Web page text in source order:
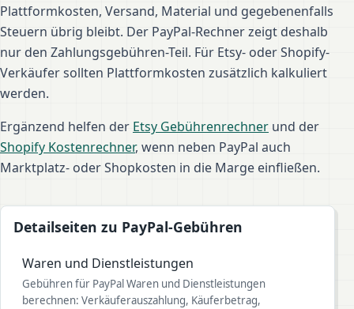
Plattformkosten, Versand, Material und gegebenenfalls
Steuern übrig bleibt. Der PayPal-Rechner zeigt deshalb
nur den Zahlungsgebühren-Teil. Für Etsy- oder Shopify-
Verkäufer sollten Plattformkosten zusätzlich kalkuliert
werden.
Ergänzend helfen der Etsy Gebührenrechner und der
Shopify Kostenrechner, wenn neben PayPal auch
Marktplatz- oder Shopkosten in die Marge einfließen.
Detailseiten zu PayPal-Gebühren
Waren und Dienstleistungen
Gebühren für PayPal Waren und Dienstleistungen
berechnen: Verkäuferauszahlung, Käuferbetrag,